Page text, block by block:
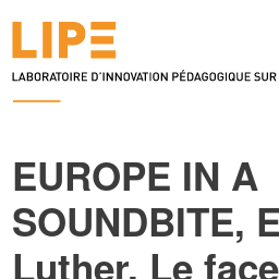
EUROPE IN A
SOUNDBITE,
Luther, Le